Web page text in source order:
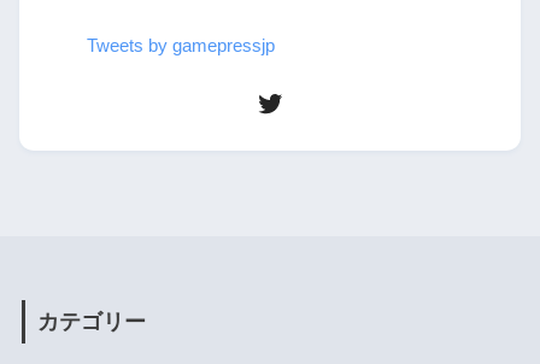
Tweets by gamepressjp
カテゴリー